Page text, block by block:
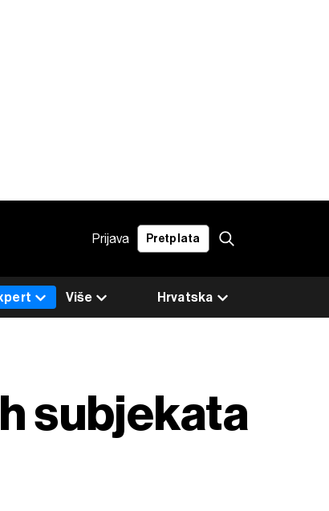
Prijava Pretplata
Hrvatska
Više
subjekata